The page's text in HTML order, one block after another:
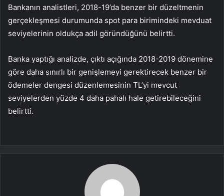
Bankanın analistleri, 2018-19’da benzer bir düzeltmenin
gerçekleşmesi durumunda spot para birimindeki mevduat
seviyelerinin oldukça adil göründüğünü belirtti.
Banka yaptığı analizde, çıktı açığında 2018-2019 dönemine
göre daha sınırlı bir genişlemeyi gerektirecek benzer bir
ödemeler dengesi düzenlemesinin TL’yi mevcut
seviyelerden yüzde 4 daha pahalı hale getirebileceğini
belirtti.